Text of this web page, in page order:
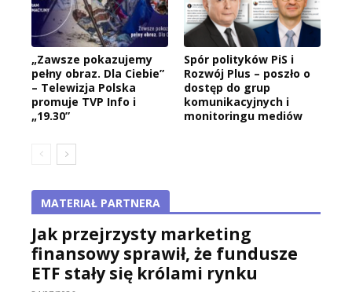
„Zawsze pokazujemy
pełny obraz. Dla Ciebie”
– Telewizja Polska
promuje TVP Info i
„19.30”
Spór polityków PiS i
Rozwój Plus – poszło o
dostęp do grup
komunikacyjnych i
monitoringu mediów
MATERIAŁ PARTNERA
Jak przejrzysty marketing
finansowy sprawił, że fundusze
ETF stały się królami rynku